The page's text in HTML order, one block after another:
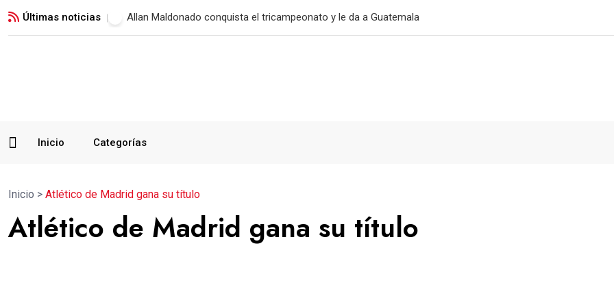
Últimas noticias Municipal vence a Verdes FC y suma su primer triunfo
Inicio Categorías
Inicio > Atlético de Madrid gana su título
Atlético de Madrid gana su título